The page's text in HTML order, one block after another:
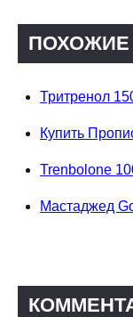
ПОХОЖИЕ
Тритренол
Купить
Trenbolone
Мастаджед